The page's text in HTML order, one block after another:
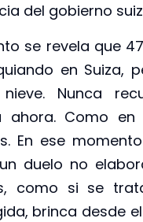
del gobierno
se revela que
en Suiza,
Nunca
ahora. Como
En ese
duelo no
como si se
brinca desde